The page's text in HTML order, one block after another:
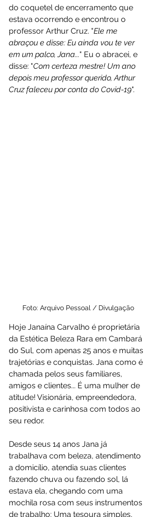
do coquetel de encerramento que
estava ocorrendo e encontrou o
professor Arthur Cruz. "Ele me
abraçou e disse: Eu ainda vou te ver
em um palco, Jana..." Eu o abracei, e
disse: "Com certeza mestre! Um ano
depois meu professor querido, Arthur
Cruz faleceu por conta do Covid-19".
Foto: Arquivo Pessoal / Divulgação
Hoje Janaína Carvalho é proprietária
da Estética Beleza Rara em Cambará
do Sul, com apenas 25 anos e muitas
trajetórias e conquistas. Jana como é
chamada pelos seus familiares,
amigos e clientes... É uma mulher de
atitude! Visionária, empreendedora,
positivista e carinhosa com todos ao
seu redor.
Desde seus 14 anos Jana já
trabalhava com beleza, atendimento
a domicílio, atendia suas clientes
fazendo chuva ou fazendo sol, lá
estava ela, chegando com uma
mochila rosa com seus instrumentos
de trabalho: Uma tesoura simples,